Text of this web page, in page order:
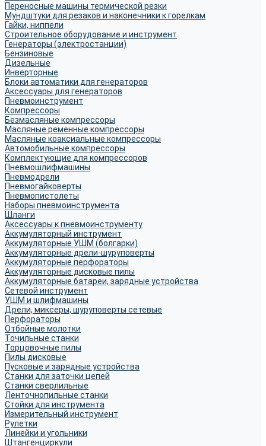
Переносные машины термической резки
Мундштуки для резаков и наконечники к горелкам
Гайки, ниппели
Строительное оборудование и инструмент
Генераторы (электростанции)
Бензиновые
Дизельные
Инверторные
Блоки автоматики для генераторов
Аксессуары для генераторов
Пневмоинструмент
Компрессоры
Безмасляные компрессоры
Масляные ременные компрессоры
Масляные коаксиальные компрессоры
Автомобильные компрессоры
Комплектующие для компрессоров
Пневмошлифмашины
Пневмодрели
Пневмогайковерты
Пневмопистолеты
Наборы пневмоинструмента
Шланги
Аксессуары к пневмоинструменту
Аккумуляторный инструмент
Аккумуляторные УШМ (болгарки)
Аккумуляторные дрели-шуруповерты
Аккумуляторные перфораторы
Аккумуляторные дисковые пилы
Аккумуляторные батареи, зарядные устройства
Сетевой инструмент
УШМ и шлифмашины
Дрели, миксеры, шуруповерты сетевые
Перфораторы
Отбойные молотки
Точильные станки
Торцовочные пилы
Пилы дисковые
Пусковые и зарядные устройства
Станки для заточки цепей
Станки сверлильные
Ленточнопильные станки
Стойки для инструмента
Измерительный инструмент
Рулетки
Линейки и угольники
Штангенциркули